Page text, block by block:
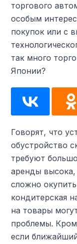
торгового
особым
покупок или с
так много
Японии?
Говорят, что
обустройство
требуют
аренды
сложно
кондитерская
на товары
проблемы.
если